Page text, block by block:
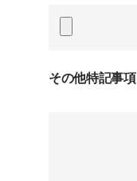
その他特記事項